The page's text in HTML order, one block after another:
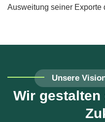
Ausweitung seiner Exporte
Unsere
Wir gestalten